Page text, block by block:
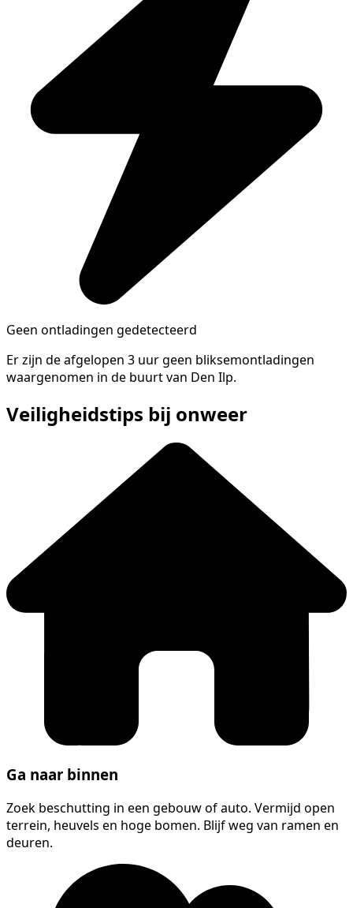
Geen ontladingen gedetecteerd
Er zijn de afgelopen 3 uur geen bliksemontladingen
waargenomen in de buurt van Den Ilp.
Veiligheidstips bij onweer
Ga naar binnen
Zoek beschutting in een gebouw of auto. Vermijd open
terrein, heuvels en hoge bomen. Blijf weg van ramen en
deuren.